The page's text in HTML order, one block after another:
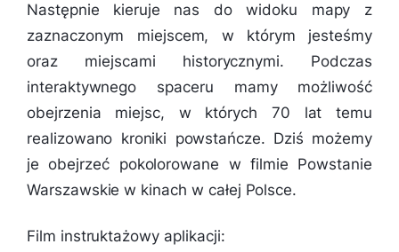
Następnie kieruje nas do widoku mapy z
zaznaczonym miejscem, w którym jesteśmy
oraz miejscami historycznymi. Podczas
interaktywnego spaceru mamy możliwość
obejrzenia miejsc, w których 70 lat temu
realizowano kroniki powstańcze. Dziś możemy
je obejrzeć pokolorowane w filmie Powstanie
Warszawskie w kinach w całej Polsce.
Film instruktażowy aplikacji: